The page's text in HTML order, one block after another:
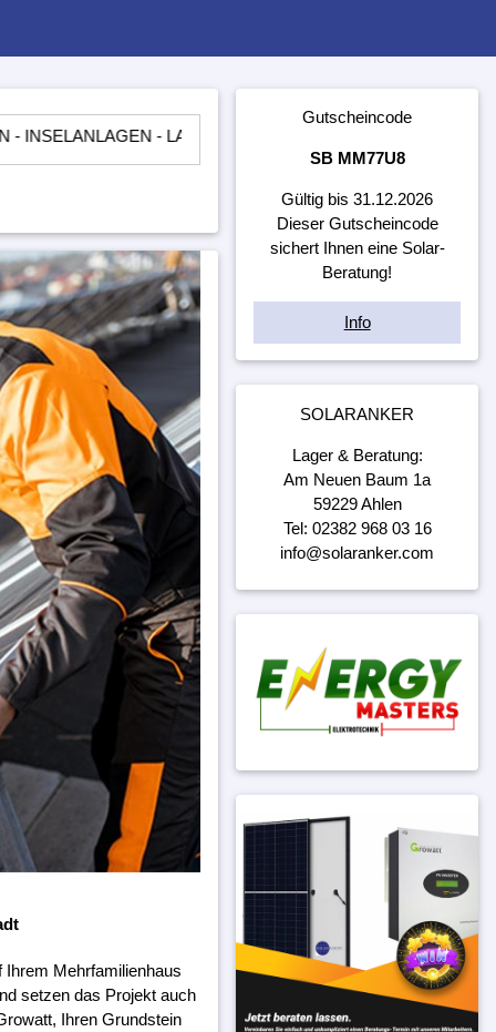
- LADEREGLER - BATTERIEN - WECHSELRICHTER -
Ihrem Mehrfamilienhaus
setzen das Projekt auch
Ihren Grundstein
Gutscheincode
SB MM77U8
Gültig bis 31.12.2026
Dieser Gutscheincode
sichert Ihnen eine Solar-
Beratung!
Info
SOLARANKER
Lager & Beratung:
Am Neuen Baum 1a
59229 Ahlen
Tel: 02382 968 03 16
info@solaranker.com